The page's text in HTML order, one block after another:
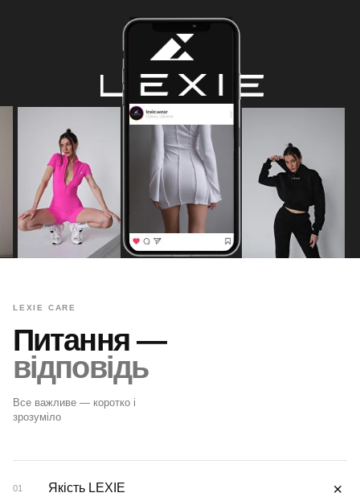
LEXIE CARE
Питання —
відповідь
Все важливе — коротко і
зрозуміло
01 Якість LEXIE ＋